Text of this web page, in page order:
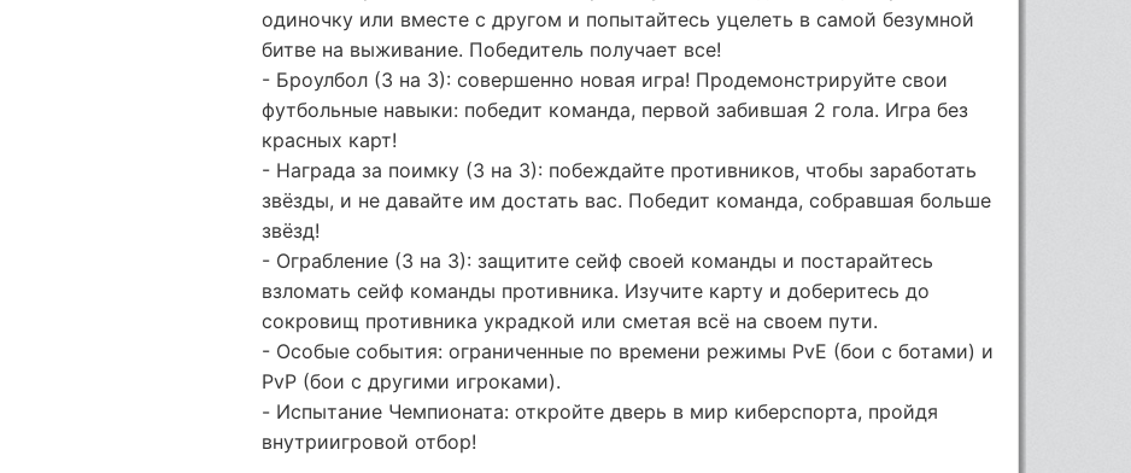
одиночку или вместе с другом и попытайтесь уцелеть в самой безумной
битве на выживание. Победитель получает все!
- Броулбол (3 на 3): совершенно новая игра! Продемонстрируйте свои
футбольные навыки: победит команда, первой забившая 2 гола. Игра без
красных карт!
- Награда за поимку (3 на 3): побеждайте противников, чтобы заработать
звёзды, и не давайте им достать вас. Победит команда, собравшая больше
звёзд!
- Ограбление (3 на 3): защитите сейф своей команды и постарайтесь
взломать сейф команды противника. Изучите карту и доберитесь до
сокровищ противника украдкой или сметая всё на своем пути.
- Особые события: ограниченные по времени режимы PvE (бои с ботами) и
PvP (бои с другими игроками).
- Испытание Чемпионата: откройте дверь в мир киберспорта, пройдя
внутриигровой отбор!